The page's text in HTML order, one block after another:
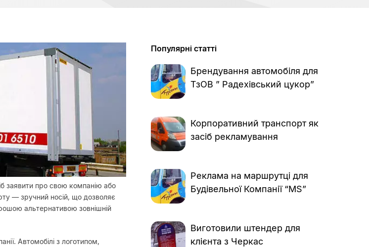
заявити про свою компанію або
— зручний носій, що дозволяє
альтернативою зовнішній
Автомобілі з логотипом,
Популярні статті
Брендування автомобіля для
ТзОВ ” Радехівський цукор”
Корпоративний транспорт як
засіб рекламування
Реклама на маршрутці для
Будівельної Компанії “MS”
Виготовили штендер для
клієнта з Черкас